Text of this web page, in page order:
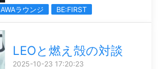
AWAラウンジ BE:FIRST
LEOと燃え殻の対談
2025-10-23 17:20:23